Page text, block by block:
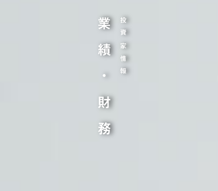
投資家情報
業績・財務